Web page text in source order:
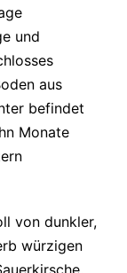
und
aus
befindet
Monate
von dunkler,
würzigen